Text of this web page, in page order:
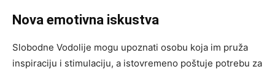
Nova emotivna iskustva
Slobodne Vodolije mogu upoznati osobu koja im pruža
inspiraciju i stimulaciju, a istovremeno poštuje potrebu za